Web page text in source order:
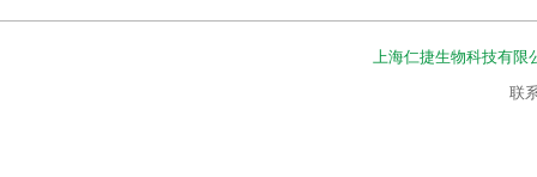
上海仁捷生物科技有限
联